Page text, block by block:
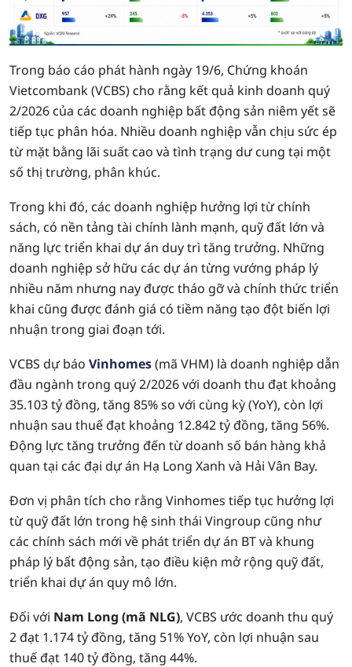
Trong báo cáo phát hành ngày 19/6, Chứng khoán
Vietcombank (VCBS) cho rằng kết quả kinh doanh quý
2/2026 của các doanh nghiệp bất động sản niêm yết sẽ
tiếp tục phân hóa. Nhiều doanh nghiệp vẫn chịu sức ép
từ mặt bằng lãi suất cao và tình trạng dư cung tại một
số thị trường, phân khúc.
Trong khi đó, các doanh nghiệp hưởng lợi từ chính
sách, có nền tảng tài chính lành mạnh, quỹ đất lớn và
năng lực triển khai dự án duy trì tăng trưởng. Những
doanh nghiệp sở hữu các dự án từng vướng pháp lý
nhiều năm nhưng nay được tháo gỡ và chính thức triển
khai cũng được đánh giá có tiềm năng tạo đột biến lợi
nhuận trong giai đoạn tới.
VCBS dự báo Vinhomes(mã VHM) là doanh nghiệp dẫn
đầu ngành trong quý 2/2026 với doanh thu đạt khoảng
35.103 tỷ đồng, tăng 85% so với cùng kỳ (YoY), còn lợi
nhuận sau thuế đạt khoảng 12.842 tỷ đồng, tăng 56%.
Động lực tăng trưởng đến từ doanh số bán hàng khả
quan tại các đại dự án Hạ Long Xanh và Hải Vân Bay.
Đơn vị phân tích cho rằng Vinhomes tiếp tục hưởng lợi
từ quỹ đất lớn trong hệ sinh thái Vingroup cũng như
các chính sách mới về phát triển dự án BT và khung
pháp lý bất động sản, tạo điều kiện mở rộng quỹ đất,
triển khai dự án quy mô lớn.
Đối với Nam Long (mã NLG), VCBS ước doanh thu quý
2 đạt 1.174 tỷ đồng, tăng 51% YoY, còn lợi nhuận sau
thuế đạt 140 tỷ đồng, tăng 44%.